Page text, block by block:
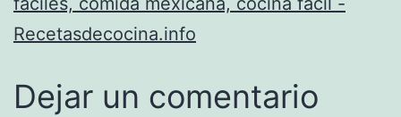
Recetasdecocina.info
Dejar un comentario